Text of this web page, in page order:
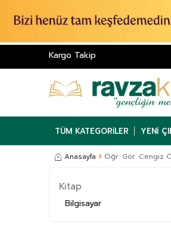
Kargo Takip
TÜM KATEGORILER YENI
Anasayfa Öğr. Gör. Cengiz
Kitap
Bilgisayar